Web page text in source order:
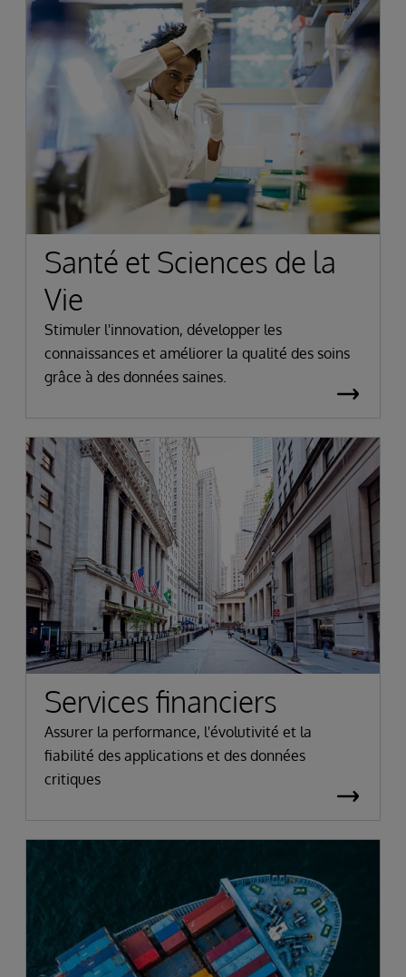
Santé et Sciences de la
Vie
Stimuler l'innovation, développer les
connaissances et améliorer la qualité des soins
grâce à des données saines.
Services financiers
Assurer la performance, l'évolutivité et la
fiabilité des applications et des données
critiques